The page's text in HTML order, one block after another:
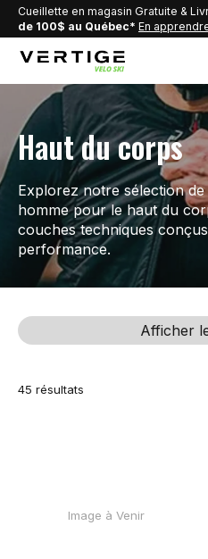
Cueillette en magasin Gratuite &
de 100$ au Québec* En
Haut du corps
Explorez notre sélection
homme pour le haut du
couches techniques
performance.
Afficher
45 résultats
Image à Venir